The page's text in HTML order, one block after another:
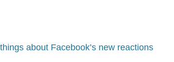
about Facebook’s new reactions